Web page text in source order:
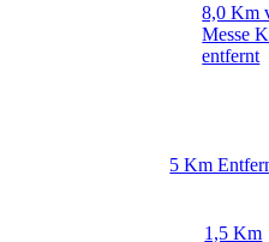
8,0 Km
Messe
entfernt
5 Km
1,5 Km